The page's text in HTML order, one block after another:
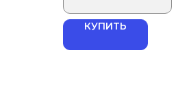
КУПИТЬ